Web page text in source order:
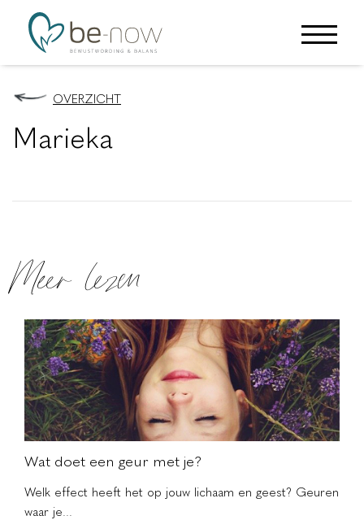
OVERZICHT
Marieka
Meer lezen
Wat doet een geur met je?
Welk effect heeft het op jouw lichaam en geest? Geuren
waar je...